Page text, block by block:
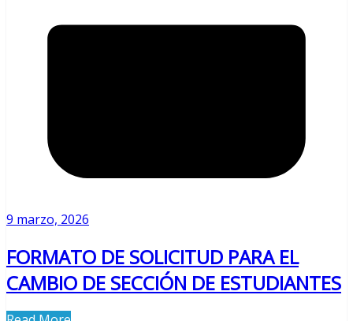
9 marzo, 2026
FORMATO DE SOLICITUD PARA EL
CAMBIO DE SECCIÓN DE ESTUDIANTES